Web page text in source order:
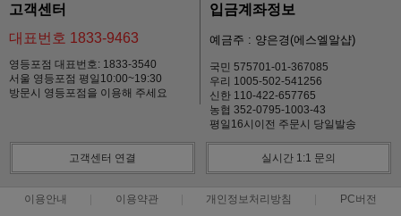
고객센터
대표번호 1833-9463
영등포점 대표번호: 1833-3540
서울 영등포점 평일10:00~19:30
방문시 영등포점을 이용해 주세요
입금계좌정보
예금주 : 양은경(에스엘알샵)
국민 575701-01-367085
우리 1005-502-541256
신한 110-422-657765
농협 352-0795-1003-43
평일16시이전 주문시 당일발송
고객센터 연결 실시간 1:1 문의
이용안내 이용약관 개인정보처리방침 PC버전